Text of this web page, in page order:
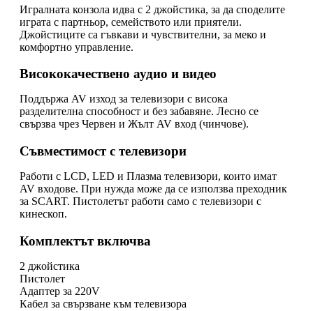
Игралната конзола идва с 2 джойстика, за да споделите
играта с партньор, семейството или приятели.
Джойстиците са гъвкави и чувствителни, за меко и
комфортно управление.
Висококачествено аудио и видео
Поддържа AV изход за телевизори с висока
разделителна способност и без забавяне. Лесно се
свързва чрез Червен и Жълт AV вход (чинчове).
Съвместимост с телевизори
Работи с LCD, LED и Плазма телевизори, които имат
AV входове. При нужда може да се използва преходник
за SCART. Пистолетът работи само с телевизори с
кинескоп.
Комплектът включва
2 джойстика
Пистолет
Адаптер за 220V
Кабел за свързване към телевизора